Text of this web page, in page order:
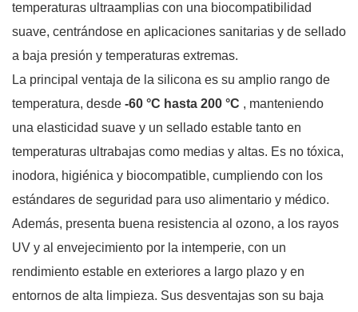
temperaturas ultraamplias con una biocompatibilidad
suave, centrándose en aplicaciones sanitarias y de sellado
a baja presión y temperaturas extremas.
La principal ventaja de la silicona es su amplio rango de
temperatura, desde -60 °C hasta 200 °C , manteniendo
una elasticidad suave y un sellado estable tanto en
temperaturas ultrabajas como medias y altas. Es no tóxica,
inodora, higiénica y biocompatible, cumpliendo con los
estándares de seguridad para uso alimentario y médico.
Además, presenta buena resistencia al ozono, a los rayos
UV y al envejecimiento por la intemperie, con un
rendimiento estable en exteriores a largo plazo y en
entornos de alta limpieza. Sus desventajas son su baja